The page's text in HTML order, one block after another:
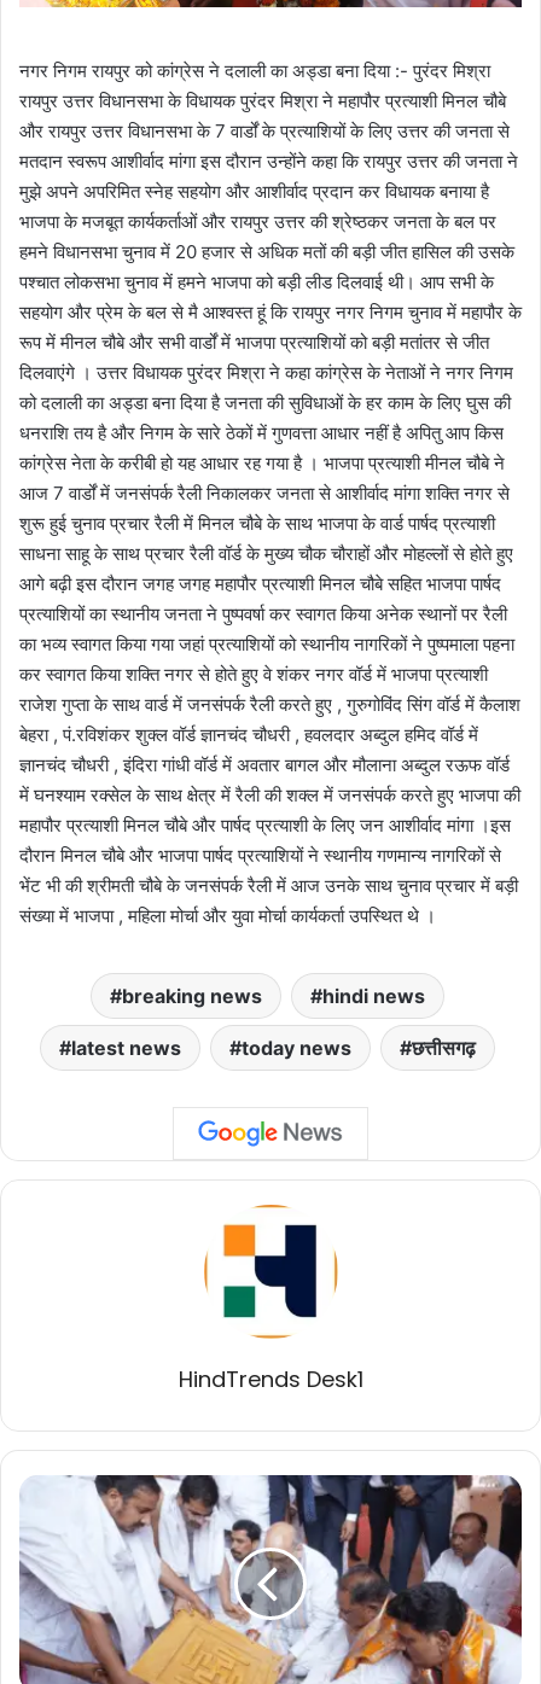
नगर निगम रायपुर को कांग्रेस ने दलाली का अड्डा बना दिया :- पुरंदर मिश्रा
रायपुर उत्तर विधानसभा के विधायक पुरंदर मिश्रा ने महापौर प्रत्याशी मिनल चौबे
और रायपुर उत्तर विधानसभा के 7 वार्डों के प्रत्याशियों के लिए उत्तर की जनता से
मतदान स्वरूप आशीर्वाद मांगा इस दौरान उन्होंने कहा कि रायपुर उत्तर की जनता ने
मुझे अपने अपरिमित स्नेह सहयोग और आशीर्वाद प्रदान कर विधायक बनाया है
भाजपा के मजबूत कार्यकर्ताओं और रायपुर उत्तर की श्रेष्ठकर जनता के बल पर
हमने विधानसभा चुनाव में 20 हजार से अधिक मतों की बड़ी जीत हासिल की उसके
पश्चात लोकसभा चुनाव में हमने भाजपा को बड़ी लीड दिलवाई थी। आप सभी के
सहयोग और प्रेम के बल से मै आश्वस्त हूं कि रायपुर नगर निगम चुनाव में महापौर के
रूप में मीनल चौबे और सभी वार्डों में भाजपा प्रत्याशियों को बड़ी मतांतर से जीत
दिलवाएंगे । उत्तर विधायक पुरंदर मिश्रा ने कहा कांग्रेस के नेताओं ने नगर निगम
को दलाली का अड्डा बना दिया है जनता की सुविधाओं के हर काम के लिए घुस की
धनराशि तय है और निगम के सारे ठेकों में गुणवत्ता आधार नहीं है अपितु आप किस
कांग्रेस नेता के करीबी हो यह आधार रह गया है । भाजपा प्रत्याशी मीनल चौबे ने
आज 7 वार्डों में जनसंपर्क रैली निकालकर जनता से आशीर्वाद मांगा शक्ति नगर से
शुरू हुई चुनाव प्रचार रैली में मिनल चौबे के साथ भाजपा के वार्ड पार्षद प्रत्याशी
साधना साहू के साथ प्रचार रैली वॉर्ड के मुख्य चौक चौराहों और मोहल्लों से होते हुए
आगे बढ़ी इस दौरान जगह जगह महापौर प्रत्याशी मिनल चौबे सहित भाजपा पार्षद
प्रत्याशियों का स्थानीय जनता ने पुष्पवर्षा कर स्वागत किया अनेक स्थानों पर रैली
का भव्य स्वागत किया गया जहां प्रत्याशियों को स्थानीय नागरिकों ने पुष्पमाला पहना
कर स्वागत किया शक्ति नगर से होते हुए वे शंकर नगर वॉर्ड में भाजपा प्रत्याशी
राजेश गुप्ता के साथ वार्ड में जनसंपर्क रैली करते हुए , गुरुगोविंद सिंग वॉर्ड में कैलाश
बेहरा , पं.रविशंकर शुक्ल वॉर्ड ज्ञानचंद चौधरी , हवलदार अब्दुल हमिद वॉर्ड में
ज्ञानचंद चौधरी , इंदिरा गांधी वॉर्ड में अवतार बागल और मौलाना अब्दुल रऊफ वॉर्ड
में घनश्याम रक्सेल के साथ क्षेत्र में रैली की शक्ल में जनसंपर्क करते हुए भाजपा की
महापौर प्रत्याशी मिनल चौबे और पार्षद प्रत्याशी के लिए जन आशीर्वाद मांगा ।इस
दौरान मिनल चौबे और भाजपा पार्षद प्रत्याशियों ने स्थानीय गणमान्य नागरिकों से
भेंट भी की श्रीमती चौबे के जनसंपर्क रैली में आज उनके साथ चुनाव प्रचार में बड़ी
संख्या में भाजपा , महिला मोर्चा और युवा मोर्चा कार्यकर्ता उपस्थित थे ।
breaking news hindi news
latest news today news छत्तीसगढ़
HindTrends Desk1
आचार्य
जी
महाराज
ने
हमें
सिखाया
कि